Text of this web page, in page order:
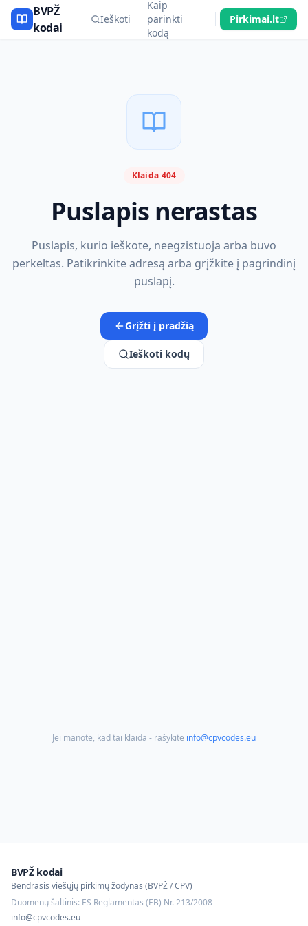
BVPŽ
kodai
Ieškoti
Kaip
parinkti
kodą
Pirkimai.lt
Klaida 404
Puslapis nerastas
Puslapis, kurio ieškote, neegzistuoja arba buvo
perkeltas. Patikrinkite adresą arba grįžkite į pagrindinį
puslapį.
Grįžti į pradžią
Ieškoti kodų
Jei manote, kad tai klaida - rašykite info@cpvcodes.eu
BVPŽ kodai
Bendrasis viešųjų pirkimų žodynas (BVPŽ / CPV)
Duomenų šaltinis: ES Reglamentas (EB) Nr. 213/2008
info@cpvcodes.eu